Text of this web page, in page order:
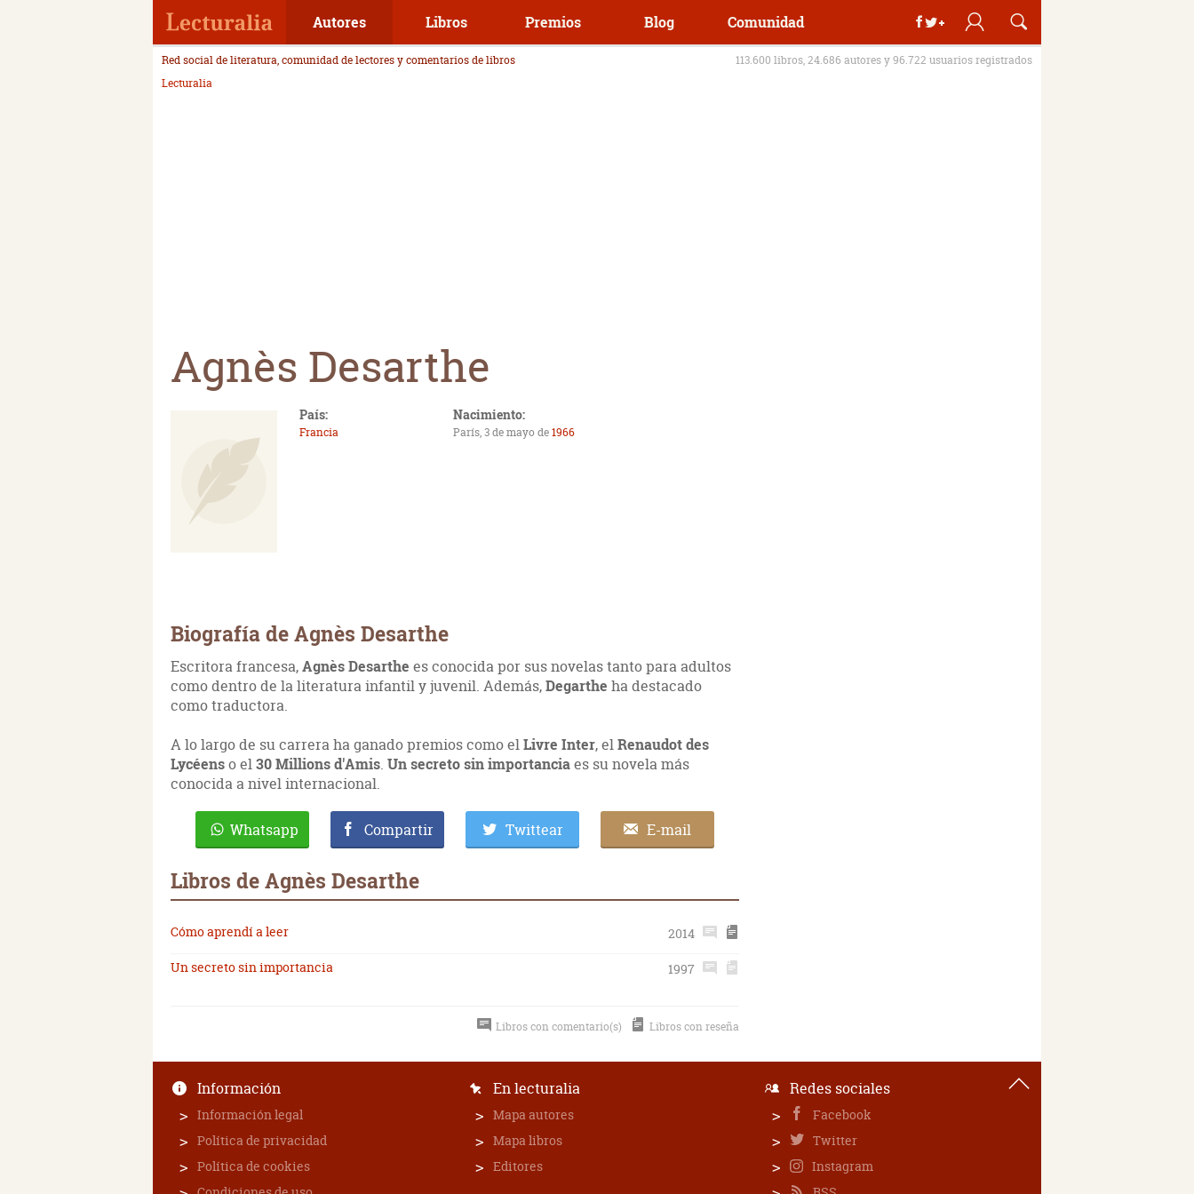
Autores Libros Premios Blog Comunidad
Red social de literatura, comunidad de lectores y comentarios de libros
113.600 libros, 24.686 autores y 96.722 usuarios registrados
Lecturalia
Agnès Desarthe
País:
Francia
Nacimiento:
París, 3 de mayo de1966
Biografía de Agnès Desarthe
Escritora francesa,Agnès Desarthe es conocida por sus novelas tanto para adultos
como dentro de la literatura infantil y juvenil. Además,Degarthe ha destacado
como traductora.
A lo largo de su carrera ha ganado premios como elLivre Inter, elRenaudot des
Lycéenso el30 Millions d'Amis. Un secreto sin importanciaes su novela más
conocida a nivel internacional.
Whatsapp Compartir Twittear E-mail
Libros de Agnès Desarthe
Cómo aprendí a leer
2014
Un secreto sin importancia
1997
Libros con comentario(s) Libros con reseña
Información
Información legal
Política de privacidad
Política de cookies
En lecturalia
Mapa autores
Mapa libros
Editores
Redes sociales
Facebook
Twitter
Instagram